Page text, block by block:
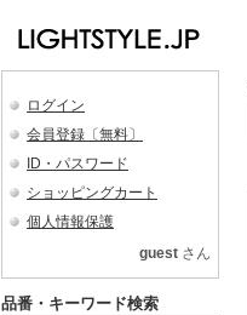
ログイン
会員登録〔無料〕
ID・パスワード
ショッピングカート
個人情報保護
guest さん
品番・キーワード検索